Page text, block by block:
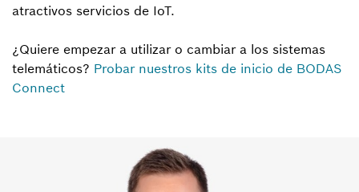
atractivos servicios de IoT.
¿Quiere empezar a utilizar o cambiar a los sistemas
telemáticos? Probar nuestros kits de inicio de BODAS
Connect